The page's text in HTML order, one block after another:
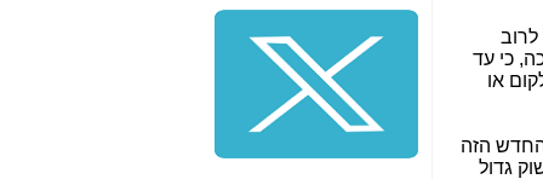
זו מהפכה, כי עד
או
החדש הזה
גדול
שלמה פילבר (עד
לאחרונה מנכ"ל משרד
התקשורת) - עד
מדינה? הצחקתם